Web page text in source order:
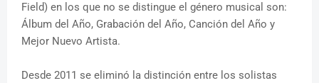
Field) en los que no se distingue el género musical son:
Álbum del Año, Grabación del Año, Canción del Año y
Mejor Nuevo Artista.
Desde 2011 se eliminó la distinción entre los solistas